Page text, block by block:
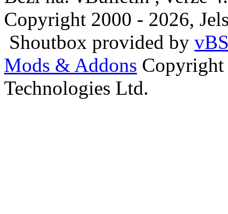
Copyright 2000 - 2026,
Shoutbox provided by
Mods & Addons
Technologies Ltd.